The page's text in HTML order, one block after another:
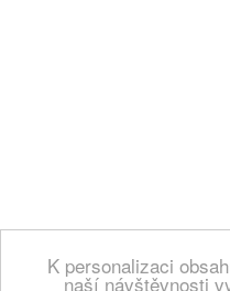
K personalizaci
naší návštěvnosti